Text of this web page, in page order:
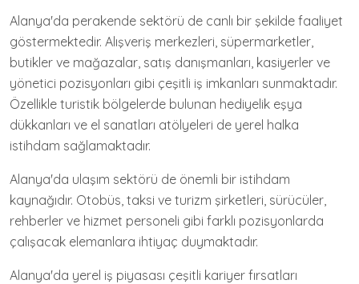
Alanya'da perakende sektörü de canlı bir şekilde faaliyet
göstermektedir. Alışveriş merkezleri, süpermarketler,
butikler ve mağazalar, satış danışmanları, kasiyerler ve
yönetici pozisyonları gibi çeşitli iş imkanları sunmaktadır.
Özellikle turistik bölgelerde bulunan hediyelik eşya
dükkanları ve el sanatları atölyeleri de yerel halka
istihdam sağlamaktadır.
Alanya'da ulaşım sektörü de önemli bir istihdam
kaynağıdır. Otobüs, taksi ve turizm şirketleri, sürücüler,
rehberler ve hizmet personeli gibi farklı pozisyonlarda
çalışacak elemanlara ihtiyaç duymaktadır.
Alanya'da yerel iş piyasası çeşitli kariyer fırsatları